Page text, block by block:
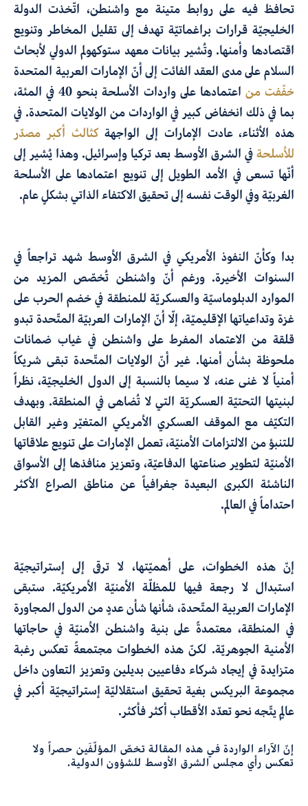
تحافظ فيه على روابط متينة مع واشنطن، اتّخذت الدولة
الخليجيّة قرارات براغماتيّة تهدف إلى تقليل المخاطر وتنويع
اقتصادها وأمنها. وتُشير بيانات معهد ستوكهولم الدولي لأبحاث
السلام على مدى العقد الفائت إلى أنّ الإمارات العربية المتحدة
خفّفت من
اعتمادها على واردات الأسلحة بنحو 40 في المئة،
بما في ذلك انخفاض كبير في الواردات من الولايات المتحدة. في
هذه الأثناء، عادت الإمارات إلى الواجهةكثالث أكبر مصدّر
للأسلحة في الشرق الأوسط بعد تركيا وإسرائيل. وهذا يُشير إلى
أنّها تسعى في الأمد الطويل إلى تنويع اعتمادها على الأسلحة
الغربيّة وفي الوقت نفسه إلى تحقيق الاكتفاء الذاتي بشكلٍ عام.
بدا وكأنّ النفوذ الأمريكي في الشرق الأوسط شهد تراجعاً في
السنوات الأخيرة. ورغم أنّ واشنطن تُخصّص المزيد من
الموارد الدبلوماسيّة والعسكريّة للمنطقة في خضم الحرب على
غزة وتداعياتها الإقليميّة، إلّا أنّ الإمارات العربيّة المتّحدة تبدو
قلقة من الاعتماد المفرط على واشنطن في غياب ضمانات
ملحوظة بشأن أمنها. غير أنّ الولايات المتّحدة تبقى شريكاً
أمنياً لا غنى عنه، لا سيما بالنسبة إلى الدول الخليجيّة، نظراً
لبنيتها التحتيّة العسكريّة التي لا تُضاهى في المنطقة. وبهدف
التكيّف مع الموقف العسكري الأمريكي المتغيّر وغير القابل
للتنبؤ من الالتزامات الأمنيّة، تعمل الإمارات على تنويع علاقاتها
الأمنيّة لتطوير صناعتها الدفاعيّة، وتعزيز منافذها إلى الأسواق
الناشئة الكبرى البعيدة جغرافياً عن مناطق الصراع الأكثر
احتداماً في العالم.
إنّ هذه الخطوات، على أهميّتها، لا ترقى إلى إستراتيجيّة
استبدال لا رجعة فيها للمظلّة الأمنيّة الأمريكيّة. ستبقى
الإمارات العربية المتّحدة، شأنها شأن عددٍ من الدول المجاورة
في المنطقة، معتمدةً على بنية واشنطن الأمنيّة في حاجاتها
الأمنية الجوهريّة. لكنّ هذه الخطوات مجتمعةً تعكس رغبة
متزايدة في إيجاد شركاء دفاعيين بديلين وتعزيز التعاون داخل
مجموعة البريكس بغية تحقيق استقلاليّة إستراتيجيّة أكبر في
عالمٍ يتّجه نحو تعدّد الأقطاب أكثر فأكثر.
إنّ الآراء الواردة في هذه المقالة تخصّ المؤلّفَين حصراً ولا
تعكس رأي مجلس الشرق الأوسط للشؤون الدولية.